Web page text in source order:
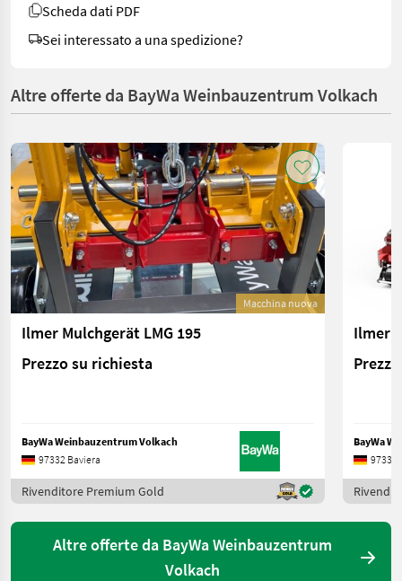
Scheda dati PDF
Sei interessato a una spedizione?
Altre offerte da BayWa Weinbauzentrum Volkach
Macchina nuova
Ilmer Mulchgerät LMG 195
Prezzo su richiesta
BayWa Weinbauzentrum Volkach
97332 Baviera
Rivenditore Premium Gold
Ilmer
BayWa
97332
Altre offerte da BayWa Weinbauzentrum
Volkach